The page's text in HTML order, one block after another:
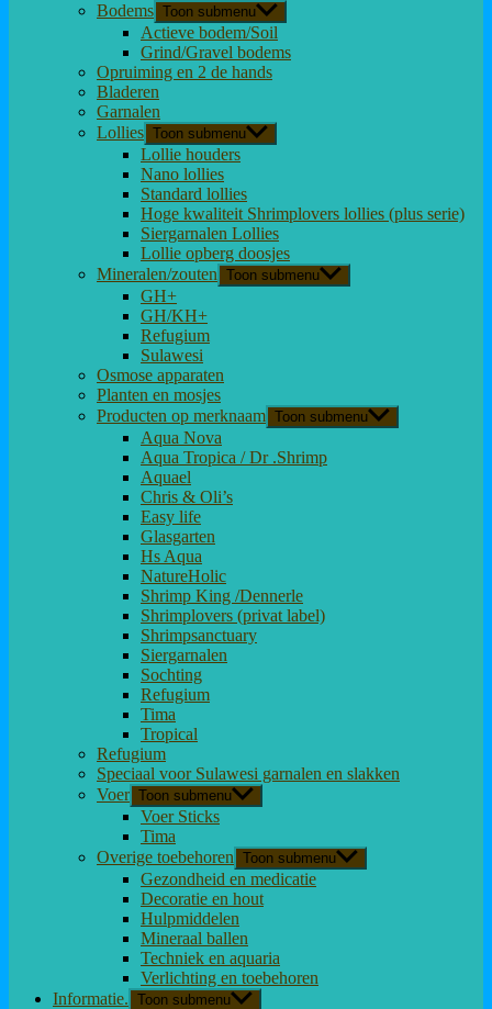
Bodems Toon submenu
Actieve bodem/Soil
Grind/Gravel bodems
Opruiming en 2 de hands
Bladeren
Garnalen
Lollies Toon submenu
Lollie houders
Nano lollies
Standard lollies
Hoge kwaliteit Shrimplovers lollies (plus serie)
Siergarnalen Lollies
Lollie opberg doosjes
Mineralen/zouten Toon submenu
GH+
GH/KH+
Refugium
Sulawesi
Osmose apparaten
Planten en mosjes
Producten op merknaam Toon submenu
Aqua Nova
Aqua Tropica / Dr .Shrimp
Aquael
Chris & Oli’s
Easy life
Glasgarten
Hs Aqua
NatureHolic
Shrimp King /Dennerle
Shrimplovers (privat label)
Shrimpsanctuary
Siergarnalen
Sochting
Refugium
Tima
Tropical
Refugium
Speciaal voor Sulawesi garnalen en slakken
Voer Toon submenu
Voer Sticks
Tima
Overige toebehoren Toon submenu
Gezondheid en medicatie
Decoratie en hout
Hulpmiddelen
Mineraal ballen
Techniek en aquaria
Verlichting en toebehoren
Informatie. Toon submenu